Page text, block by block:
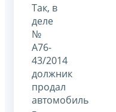
Так, в
деле
№
А76-
43/2014
должник
продал
автомобиль